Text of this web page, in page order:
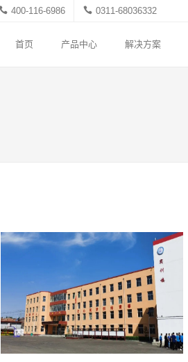
400-116-6986 0311-68036332
首页 产品中心 解决方案